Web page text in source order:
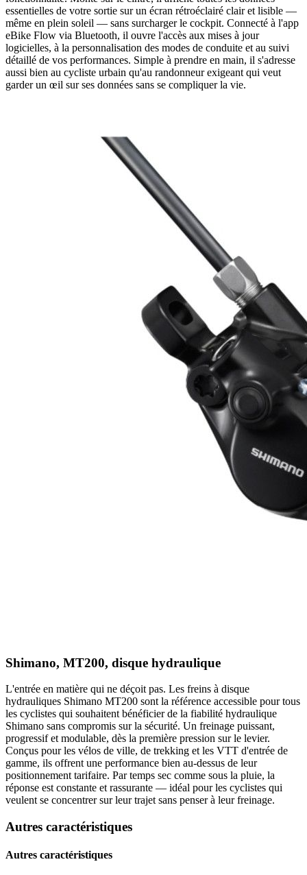
essentielles de votre sortie sur un écran rétroéclairé clair et lisible —
même en plein soleil — sans surcharger le cockpit. Connecté à l'app
eBike Flow via Bluetooth, il ouvre l'accès aux mises à jour
logicielles, à la personnalisation des modes de conduite et au suivi
détaillé de vos performances. Simple à prendre en main, il s'adresse
aussi bien au cycliste urbain qu'au randonneur exigeant qui veut
garder un œil sur ses données sans se compliquer la vie.
Shimano, MT200, disque hydraulique
L'entrée en matière qui ne déçoit pas. Les freins à disque
hydrauliques Shimano MT200 sont la référence accessible pour tous
les cyclistes qui souhaitent bénéficier de la fiabilité hydraulique
Shimano sans compromis sur la sécurité. Un freinage puissant,
progressif et modulable, dès la première pression sur le levier.
Conçus pour les vélos de ville, de trekking et les VTT d'entrée de
gamme, ils offrent une performance bien au-dessus de leur
positionnement tarifaire. Par temps sec comme sous la pluie, la
réponse est constante et rassurante — idéal pour les cyclistes qui
veulent se concentrer sur leur trajet sans penser à leur freinage.
Autres caractéristiques
Autres caractéristiques